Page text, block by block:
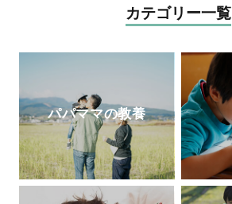
カテゴリー一覧
パパママの教養